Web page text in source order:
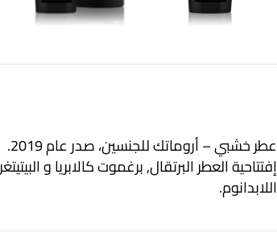
عطر خشبي – أروماتك للجنسين، صدر عام 2019.
إفتتاحية العطر البرتقال, برغموت كالابريا و
اللابدانوم.